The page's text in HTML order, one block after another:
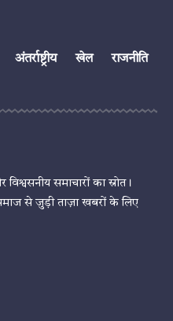
अंतर्राष्ट्रीय खेल
राजनीति
विश्वसनीय समाचारों का स्रोत।
से जुड़ी ताज़ा खबरों के लिए